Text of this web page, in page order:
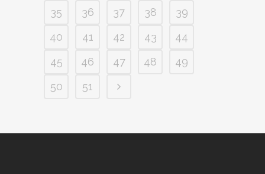
35
36 37 38
39
40
41 42 43
44
45
46 47 48
49
50
51